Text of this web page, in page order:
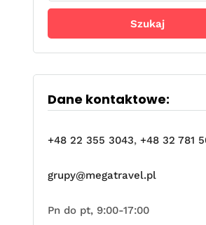
Dane kontaktowe:
+48 22 355 3043,+48 32 781
grupy@megatravel.pl
Pn do pt, 9:00-17:00